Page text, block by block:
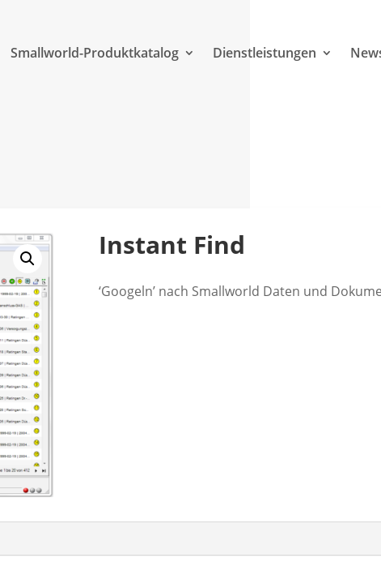
Smallworld-Produktkatalog Dienstleistungen
Instant Find
‘Googeln’ nach Smallworld Daten und